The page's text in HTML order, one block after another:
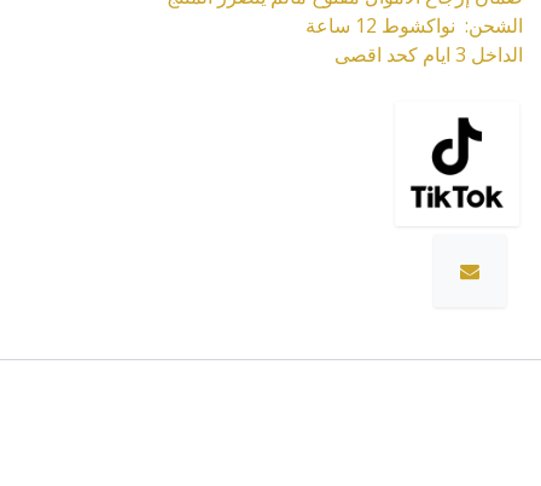
الشحن: نواكشوط 12 ساعة
الداخل 3 ايام كحد اقصى